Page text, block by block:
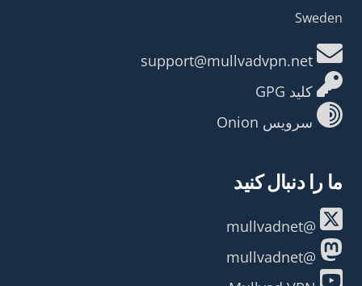
Sweden
کلید GPG
سرویس Onion
ما را دنبال کنید
@mullvadnet
@mullvadnet